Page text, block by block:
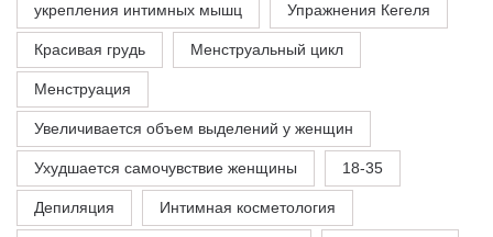
укрепления интимных мышц Упражнения Кегеля
Красивая грудь Менструальный цикл
Менструация
Увеличивается объем выделений у женщин
Ухудшается самочувствие женщины 18-35
Депиляция Интимная косметология